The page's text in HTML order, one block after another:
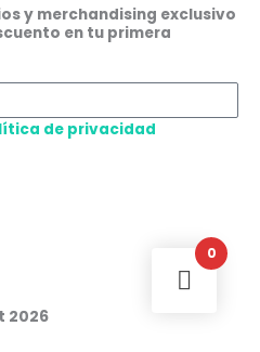
y merchandising exclusivo
en tu primera
de privacidad
2026
0